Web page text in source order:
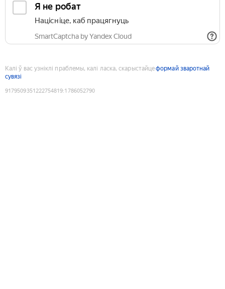
Я не робат
Націсніце, каб працягнуць
SmartCaptcha by Yandex Cloud
Калі ў вас узніклі праблемы, калі ласка, скарыстайцеформай зваротнай
сувязі
9179509351222754819:1786052790